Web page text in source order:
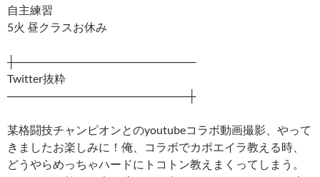
自主練習
5火 昼クラスお休み
┼───────────────────────
Twitter抜粋
───────────────────────┼
某格闘技チャンピオンとのyoutubeコラボ動画撮影、やって
きましたお楽しみに！俺、コラボでカポエイラ教える時、
どうやらめっちゃハードにトコトン教えまくってしまう。